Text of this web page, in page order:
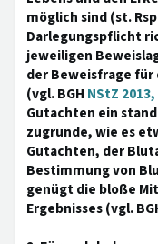
möglich sind (st.
Darlegungspflicht
jeweiligen
der Beweisfrage
(vgl. BGH NStZ
Gutachten ein
zugrunde, wie es
Gutachten, der
Bestimmung von
genügt die bloße
Ergebnisses (vgl.